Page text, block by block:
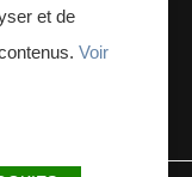
et de
Voir